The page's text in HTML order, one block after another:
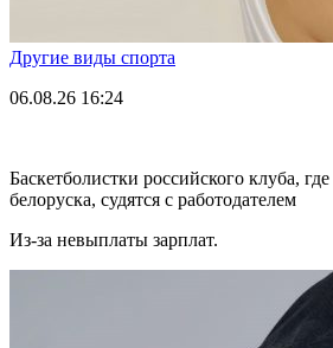
Другие виды спорта
06.08.26 16:24
Баскетболистки российского клуба,
белоруска, судятся с работодателем
Из-за невыплаты зарплат.